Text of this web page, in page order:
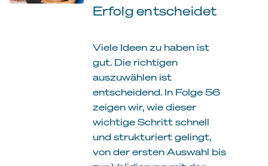
Erfolg entscheidet
Viele Ideen zu haben ist
gut. Die richtigen
auszuwählen ist
entscheidend. In Folge 56
zeigen wir, wie dieser
wichtige Schritt schnell
und strukturiert gelingt,
von der ersten Auswahl bis